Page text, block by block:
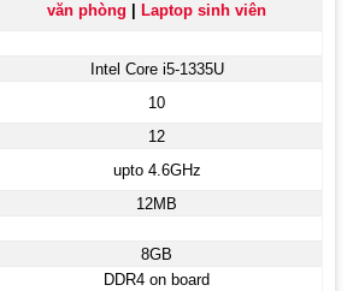
văn phòng
Laptop sinh viên
Intel Core i5-1335U
10
12
upto 4.6GHz
12MB
8GB
DDR4 on board